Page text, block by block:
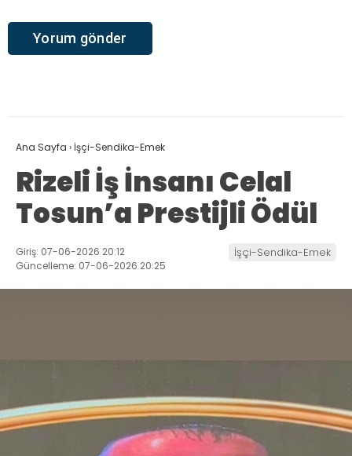
Ana Sayfa › İşçi-Sendika-Emek
Rizeli İş İnsanı Celal
Tosun’a Prestijli Ödül
Giriş: 07-06-2026 20:12
Güncelleme: 07-06-2026 20:25
İşçi-Sendika-Emek